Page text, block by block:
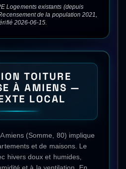
Logements existants (depuis
de la population 2021,
2026-06-15.
TOITURE
ÀAMIENS —
LOCAL
(Somme, 80) implique
et de maisons. Le
hivers doux et humides,